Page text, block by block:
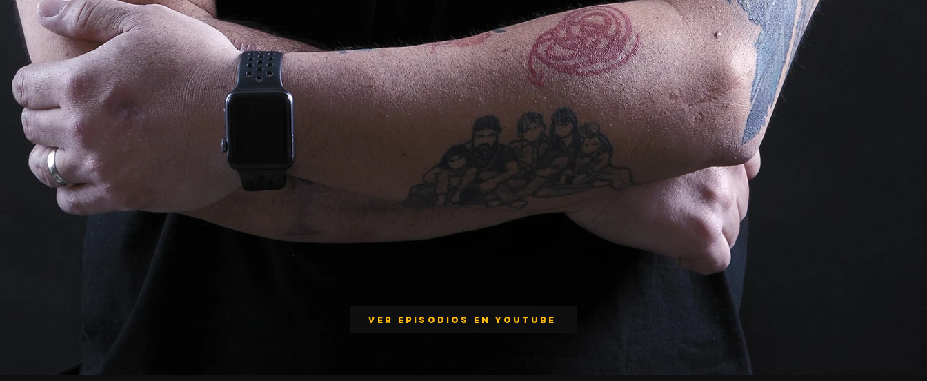
VER EPISODIOS EN YOUTUBE